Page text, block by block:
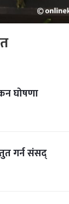
घोषणा
गर्न संसद्